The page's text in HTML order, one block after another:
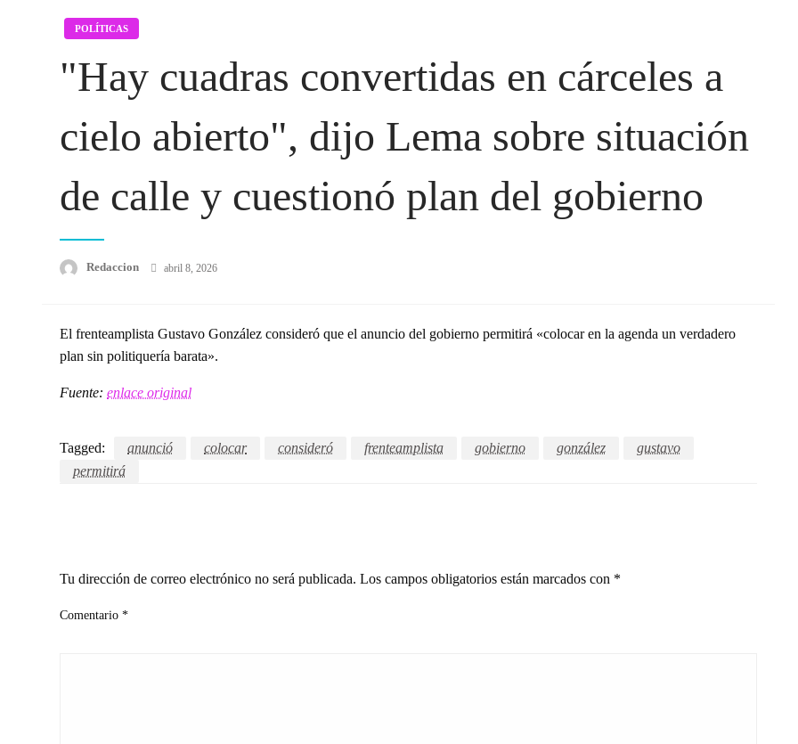
POLÍTICAS
"Hay cuadras convertidas en cárceles a
cielo abierto", dijo Lema sobre situación
de calle y cuestionó plan del gobierno
Redaccion
Posted
abril 8, 2026
El frenteamplista Gustavo González consideró que el anuncio del gobierno permitirá «colocar en la agenda un verdadero
plan sin politiquería barata».
Fuente: enlace original
Tagged: anunció colocar consideró frenteamplista gobierno gonzález
gustavo
permitirá
Tu dirección de correo electrónico no será publicada. Los campos obligatorios están marcados con *
Comentario *